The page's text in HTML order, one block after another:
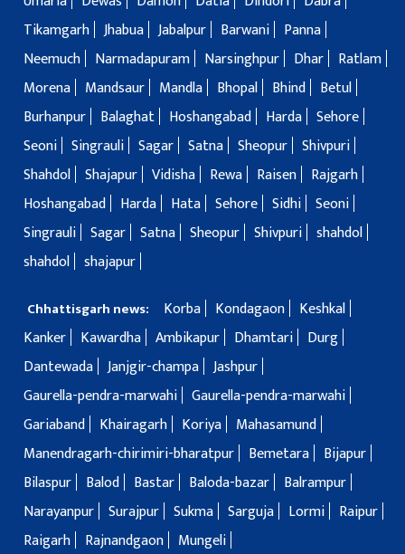
Tikamgarh Jhabua Jabalpur Barwani
Panna
Neemuch
Narmadapuram Narsinghpur Dhar
Ratlam
Morena
Mandsaur Mandla Bhopal Bhind
Betul
Burhanpur
Balaghat Hoshangabad Harda Sehore
Seoni Singrauli Sagar Satna Sheopur Shivpuri
Shahdol Shajapur Vidisha Rewa Raisen
Rajgarh
Hoshangabad
Harda Hata Sehore Sidhi Seoni
Singrauli Sagar Satna Sheopur Shivpuri shahdol
shahdol shajapur
Chhattisgarh news: Korba Kondagaon
Keshkal
Kanker
Kawardha Ambikapur Dhamtari
Durg
Dantewada Janjgir-champa Jashpur
Gaurella-pendra-marwahi Gaurella-pendra-marwahi
Gariaband
Khairagarh Koriya
Mahasamund
Manendragarh-chirimiri-bharatpur
Bemetara
Bijapur
Bilaspur
Balod Bastar Baloda-bazar
Balrampur
Narayanpur Surajpur Sukma Sarguja Lormi
Raipur
Raigarh
Rajnandgaon Mungeli